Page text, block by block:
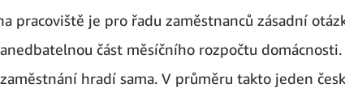
pracoviště je pro řadu zaměstnanců zásadní
část měsíčního rozpočtu
hradí sama. V průměru takto jeden